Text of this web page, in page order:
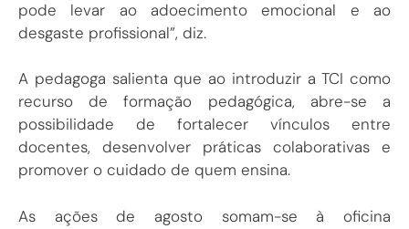
pode levar ao adoecimento emocional e ao
desgaste profissional”, diz.
A pedagoga salienta que ao introduzir a TCI como
recurso de formação pedagógica, abre-se a
possibilidade de fortalecer vínculos entre
docentes, desenvolver práticas colaborativas e
promover o cuidado de quem ensina.
As ações de agosto somam-se à oficina